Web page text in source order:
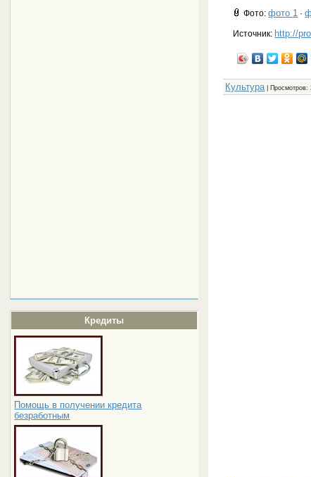
Кредиты
Помощь в получении кредита
безработным
Фото:фото 1 ·
Источник: http://
Культура| Просмотров: